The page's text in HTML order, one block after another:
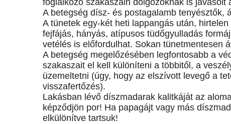
foglalkozó szakaszain dolgozóknak is javasolt
A betegség dísz- és postagalamb tenyésztők,
A tünetek egy-két heti lappangás után,
fejfájás, hányás, atípusos tüdőgyulladás
vetélés is előfordulhat. Sokan tünetmentesen
A betegség megelőzésében legfontosabb a
szakaszait el kell különíteni a többitől, a
üzemeltetni (úgy, hogy az elszívott levegő a
visszafertőzés).
Lakásban lévő díszmadarak kalitkáját az
képződjön por! Ha papagájt vagy más
elkülönítve tartsuk!